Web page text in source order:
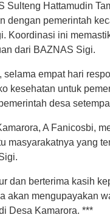
Sulteng Hattamudin
dengan pemerintah
Koordinasi ini
dari BAZNAS Sigi.
selama empat hari
kesehatan untuk
desa
A Fanicosbi,
masyarakatnya yang
dan berterima kasih
akan mengupayakan
Desa Kamarora. ***